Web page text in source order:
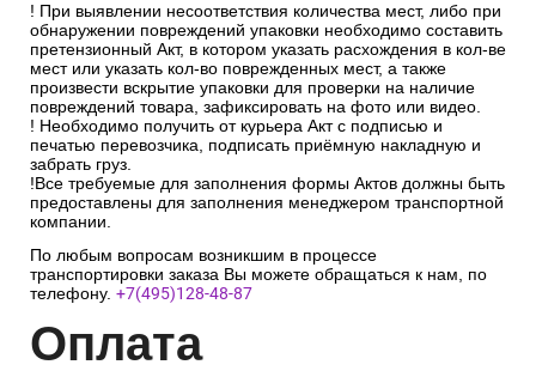
! При выявлении несоответствия количества мест, либо при
обнаружении повреждений упаковки необходимо составить
претензионный Акт, в котором указать расхождения в кол-ве
мест или указать кол-во поврежденных мест, а также
произвести вскрытие упаковки для проверки на наличие
повреждений товара, зафиксировать на фото или видео.
! Необходимо получить от курьера Акт с подписью и
печатью перевозчика, подписать приёмную накладную и
забрать груз.
!Все требуемые для заполнения формы Актов должны быть
предоставлены для заполнения менеджером транспортной
компании.
По любым вопросам возникшим в процессе
транспортировки заказа Вы можете обращаться к нам, по
телефону. +7(495)128-48-87
Оплата